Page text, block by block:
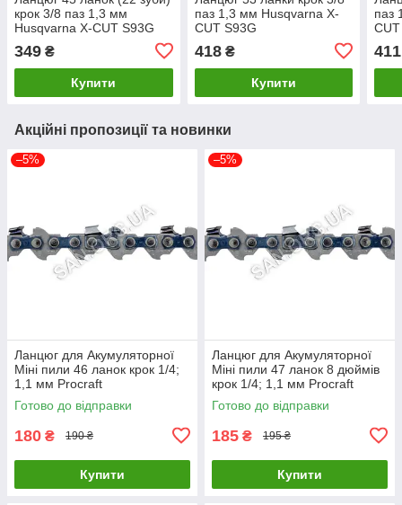
крок 3/8 паз 1,3 мм
Husqvarna X-CUT S93G
349 ₴
Купити
паз 1,3 мм Husqvarna X-
CUT S93G
418₴
Купити
паз
411
Акційні пропозиції та новинки
–5%
Ланцюг для Акумуляторної
Міні пили 46 ланок крок 1/4;
1,1 мм Procraft
Готово до відправки
180 ₴ 190 ₴
Купити
–5%
Ланцюг для Акумуляторної
Міні пили 47 ланок 8 дюймів
крок 1/4; 1,1 мм Procraft
Готово до відправки
185 ₴ 195 ₴
Купити